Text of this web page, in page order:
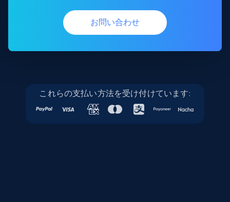
お問い合わせ
これらの支払い方法を受け付けています: